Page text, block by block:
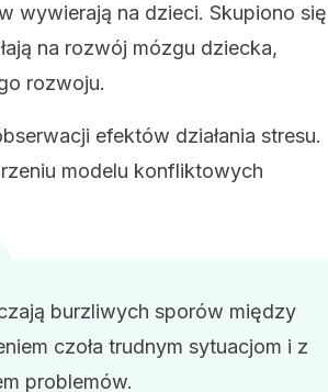
wywierają na dzieci. Skupiono się
na rozwój mózgu dziecka,
rozwoju.
efektów działania stresu.
modelu konfliktowych
burzliwych sporów między
czoła trudnym sytuacjom i z
problemów.